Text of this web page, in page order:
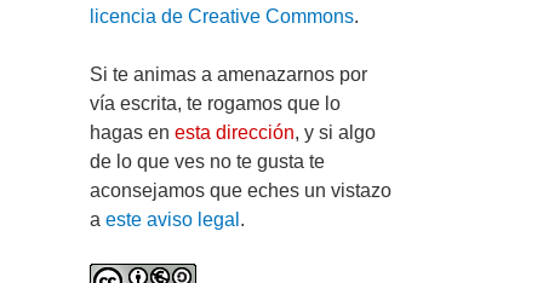
licencia de Creative Commons.
Si te animas a amenazarnos por
vía escrita, te rogamos que lo
hagas en esta dirección, y si algo
de lo que ves no te gusta te
aconsejamos que eches un vistazo
a este aviso legal .